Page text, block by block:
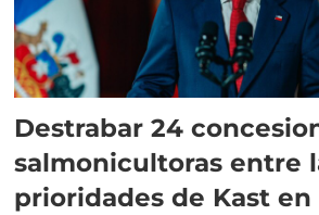
Destrabar 24
salmonicultoras entre
prioridades de Kast en